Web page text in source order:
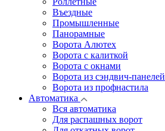
Въездные
Промышленные
Панорамные
Ворота Алютех
Ворота с калиткой
Ворота c окнами
Ворота из сэндвич-панелей
Ворота из профнастила
Автоматика
Вся автоматика
Для распашных ворот